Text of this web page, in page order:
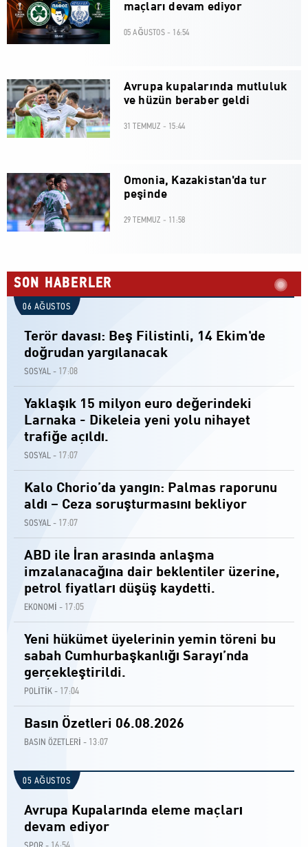
maçları devam ediyor
05 AĞUSTOS - 16:54
Avrupa kupalarında mutluluk
ve hüzün beraber geldi
31 TEMMUZ - 15:44
Omonia, Kazakistan'da tur
peşinde
29 TEMMUZ - 11:58
SON HABERLER
06 AĞUSTOS
Terör davası: Beş Filistinli, 14 Ekim'de
doğrudan yargılanacak
SOSYAL - 17:08
Yaklaşık 15 milyon euro değerindeki
Larnaka - Dikeleia yeni yolu nihayet
trafiğe açıldı.
SOSYAL - 17:07
Kalo Chorio’da yangın: Palmas raporunu
aldı – Ceza soruşturmasını bekliyor
SOSYAL - 17:07
ABD ile İran arasında anlaşma
imzalanacağına dair beklentiler üzerine,
petrol fiyatları düşüş kaydetti.
EKONOMİ - 17:05
Yeni hükümet üyelerinin yemin töreni bu
sabah Cumhurbaşkanlığı Sarayı’nda
gerçekleştirildi.
POLİTİK - 17:04
Basın Özetleri 06.08.2026
BASIN ÖZETLERİ - 13:07
05 AĞUSTOS
Avrupa Kupalarında eleme maçları
devam ediyor